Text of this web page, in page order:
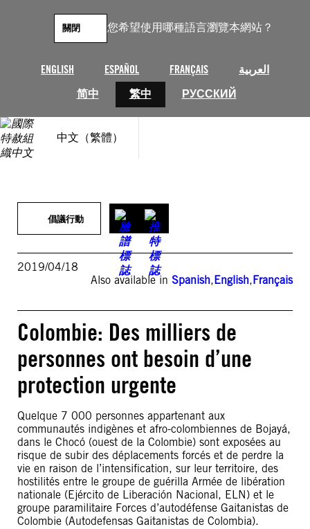
您希望使用哪種語言瀏覽本網站？
ENGLISH ESPAÑOL FRANÇAIS
العربية
简中
繁中 РУССКИЙ
關閉
中文（繁體）
倡議行動
2019/04/18
Also available in Spanish,English,Français
Colombie: Des milliers de
personnes ont besoin d’une
protection urgente
Quelque 7 000 personnes appartenant aux
communautés indigènes et afro-colombiennes de Bojayá,
dans le Chocó (ouest de la Colombie) sont exposées au
risque de subir des déplacements forcés et de perdre la
vie en raison de l’intensification, sur leur territoire, des
hostilités entre le groupe de guérilla Armée de libération
nationale (Ejército de Liberación Nacional, ELN) et le
groupe paramilitaire Forces d’autodéfense Gaitanistas de
Colombie (Autodefensas Gaitanistas de Colombia).